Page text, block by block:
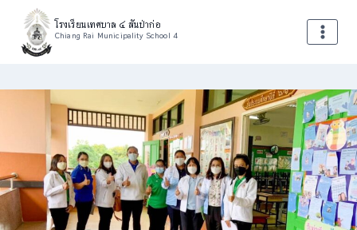
content
โรงเรียนเทศบาล ๔ สันป่าก่อ
Chiang Rai Municipality School 4